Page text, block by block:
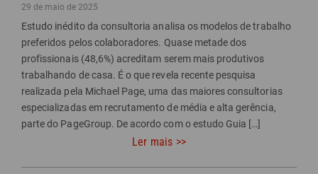
29 de maio de 2025
Estudo inédito da consultoria analisa os modelos de trabalho
preferidos pelos colaboradores. Quase metade dos
profissionais (48,6%) acreditam serem mais produtivos
trabalhando de casa. É o que revela recente pesquisa
realizada pela Michael Page, uma das maiores consultorias
especializadas em recrutamento de média e alta gerência,
parte do PageGroup. De acordo com o estudo Guia […]
Ler mais >>